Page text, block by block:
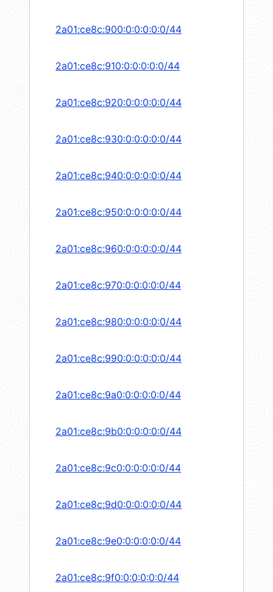
2a01:ce8c:900:0:0:0:0:0/44
2a01:ce8c:910:0:0:0:0:0/44
2a01:ce8c:920:0:0:0:0:0/44
2a01:ce8c:930:0:0:0:0:0/44
2a01:ce8c:940:0:0:0:0:0/44
2a01:ce8c:950:0:0:0:0:0/44
2a01:ce8c:960:0:0:0:0:0/44
2a01:ce8c:970:0:0:0:0:0/44
2a01:ce8c:980:0:0:0:0:0/44
2a01:ce8c:990:0:0:0:0:0/44
2a01:ce8c:9a0:0:0:0:0:0/44
2a01:ce8c:9b0:0:0:0:0:0/44
2a01:ce8c:9c0:0:0:0:0:0/44
2a01:ce8c:9d0:0:0:0:0:0/44
2a01:ce8c:9e0:0:0:0:0:0/44
2a01:ce8c:9f0:0:0:0:0:0/44